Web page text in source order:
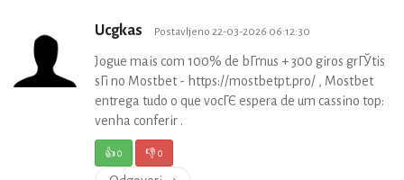
Ucgkas Postavljeno 22-03-2026 06:12:30
Jogue mais com 100% de bГґnus + 300 giros grГЎtis
sГі no Mostbet - https://mostbetpt.pro/ , Mostbet
entrega tudo o que vocГЄ espera de um cassino top:
venha conferir .
👍0 👎0